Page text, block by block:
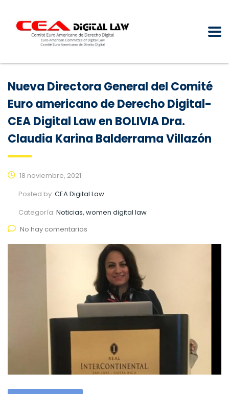
Nueva Directora General del Comité
Euro americano de Derecho Digital-
CEA Digital Law en BOLIVIA Dra.
Claudia Karina Balderrama Villazón
18 noviembre, 2021
Posted by: CEA Digital Law
Categoría: Noticias, women digital law
No hay comentarios